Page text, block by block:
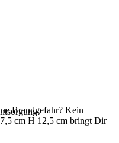
Brandgefahr? Kein
cm H 12,5 cm bringt Dir